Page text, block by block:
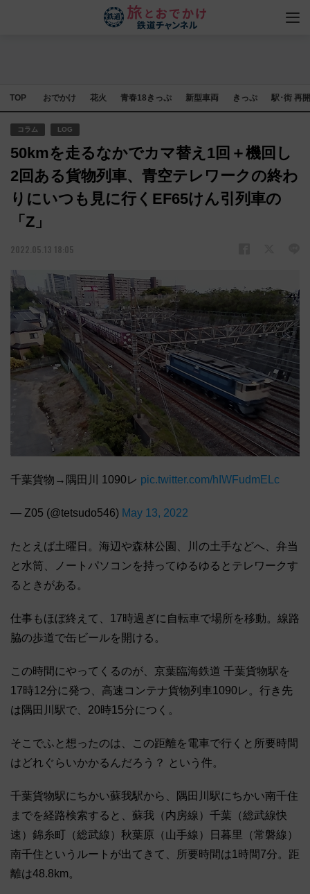
TOP おでかけ 花火 青春18きっぷ 新型車両 きっぷ 駅･街 再
コラム LOG
50kmを走るなかでカマ替え1回＋機回し
2回ある貨物列車、青空テレワークの終わ
りにいつも見に行くEF65けん引列車の
「Z」
2022.05.13 18:05
千葉貨物→隅田川 1090レ pic.twitter.com/hIWFudmELc
— Z05 (@tetsudo546) May 13, 2022
たとえば土曜日。海辺や森林公園、川の土手などへ、弁当
と水筒、ノートパソコンを持ってゆるゆるとテレワークす
るときがある。
仕事もほぼ終えて、17時過ぎに自転車で場所を移動。線路
脇の歩道で缶ビールを開ける。
この時間にやってくるのが、京葉臨海鉄道 千葉貨物駅を
17時12分に発つ、高速コンテナ貨物列車1090レ。行き先
は隅田川駅で、20時15分につく。
そこでふと想ったのは、この距離を電車で行くと所要時間
はどれぐらいかかるんだろう？ という件。
千葉貨物駅にちかい蘇我駅から、隅田川駅にちかい南千住
までを経路検索すると、蘇我（内房線）千葉（総武線快
速）錦糸町（総武線）秋葉原（山手線）日暮里（常磐線）
南千住というルートが出てきて、所要時間は1時間7分。距
離は48.8km。